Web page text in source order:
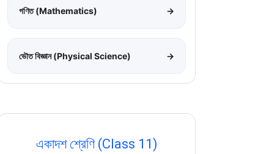
গণিত (Mathematics) →
ভৌত বিজ্ঞান (Physical Science) →
একাদশ শ্রেণি (Class 11)